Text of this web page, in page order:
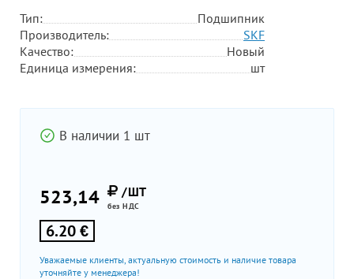
Тип:
Подшипник
Производитель:
SKF
Качество:
Новый
Единица измерения:
шт
В наличии 1 шт
523,14 /ШТ
без НДС
6.20 €
Уважаемые клиенты, актуальную стоимость и наличие товара
уточняйте у менеджера!